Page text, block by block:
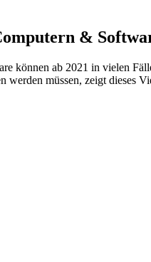
&
können ab 2021 in vielen
werden müssen, zeigt dieses